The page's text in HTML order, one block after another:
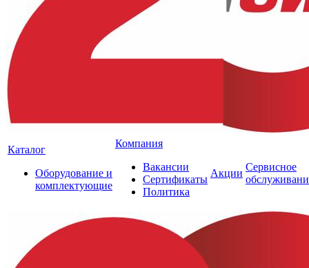
Каталог
Оборудование и
комплектующие
Компания
Вакансии
Сертификаты
Политика
Акции
Сервисное